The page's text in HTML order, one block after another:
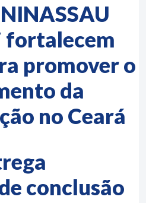
fortalecem
promover o
da
no Ceará
conclusão